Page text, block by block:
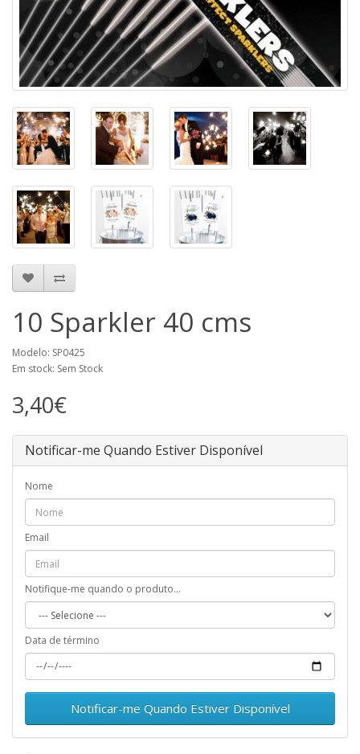
10 Sparkler 40 cms
Modelo: SP0425
Em stock: Sem Stock
3,40€
Notificar-me Quando Estiver Disponível
Nome
Email
Notifique-me quando o produto...
Data de término
Notificar-me Quando Estiver Disponível